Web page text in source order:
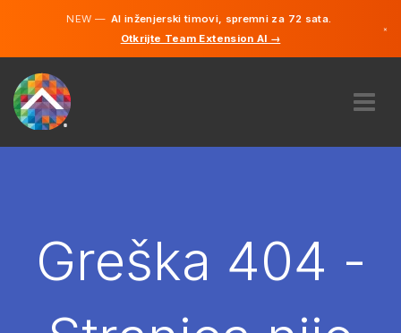
NEW —AI inženjerski timovi, spremni za 72 sata.
Otkrijte Team Extension AI →
×
NAJAMGreška 404 -